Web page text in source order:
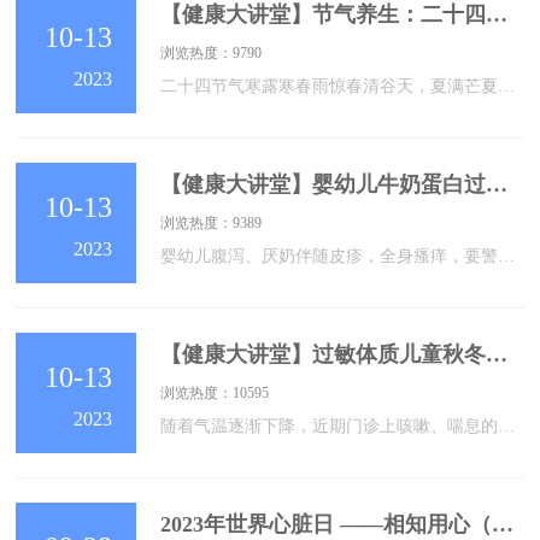
10-13
2023
浏览热度：9790
【健康大讲堂】节气养生：二十四节气之“寒露”
10-13
2023
浏览热度：9389
【健康大讲堂】婴幼儿牛奶蛋白过敏怎么办？
10-13
2023
浏览热度：10595
【健康大讲堂】过敏体质儿童秋冬季警惕“喘息性支气管炎”
2023年世界心脏日 ——相知用心（USE HEART，KNOW HEART）